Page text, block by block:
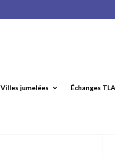
Villes jumelées Échanges TLA